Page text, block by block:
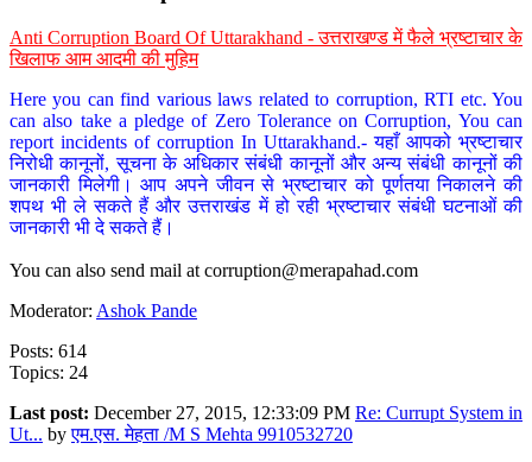
Anti Corruption Board Of Uttarakhand - उत्तराखण्ड में फैले भ्रष्टाचार के
खिलाफ आम आदमी की मुहिम
Here you can find various laws related to corruption, RTI etc. You
can also take a pledge of Zero Tolerance on Corruption, You can
report incidents of corruption In Uttarakhand.- यहाँ आपको भ्रष्टाचार
निरोधी कानूनों, सूचना के अधिकार संबंधी कानूनों और अन्य संबंधी कानूनों की
जानकारी मिलेगी। आप अपने जीवन से भ्रष्टाचार को पूर्णतया निकालने की
शपथ भी ले सकते हैं और उत्तराखंड में हो रही भ्रष्टाचार संबंधी घटनाओं की
जानकारी भी दे सकते हैं।
You can also send mail at corruption@merapahad.com
Moderator: Ashok Pande
Posts: 614
Topics: 24
Last post: December 27, 2015, 12:33:09 PM Re: Currupt System in
Ut... byएम.एस. मेहता /M S Mehta 9910532720